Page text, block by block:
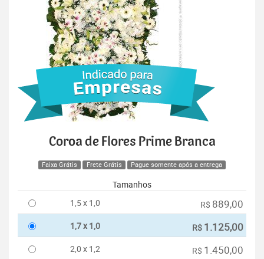
Coroa de Flores Prime Branca
Faixa Grátis Frete Grátis Pague somente após a entrega
Tamanhos
1,5 x 1,0
R$ 889,00
1,7 x 1,0 R$ 1.125,00
2,0 x 1,2 R$ 1.450,00